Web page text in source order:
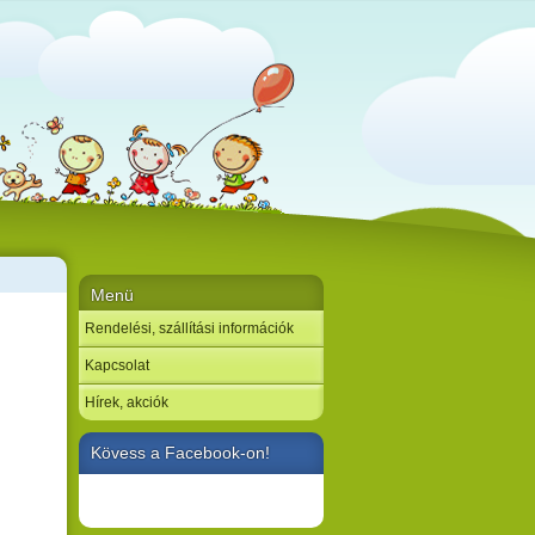
Menü
Rendelési, szállítási információk
Kapcsolat
Hírek, akciók
Kövess a Facebook-on!